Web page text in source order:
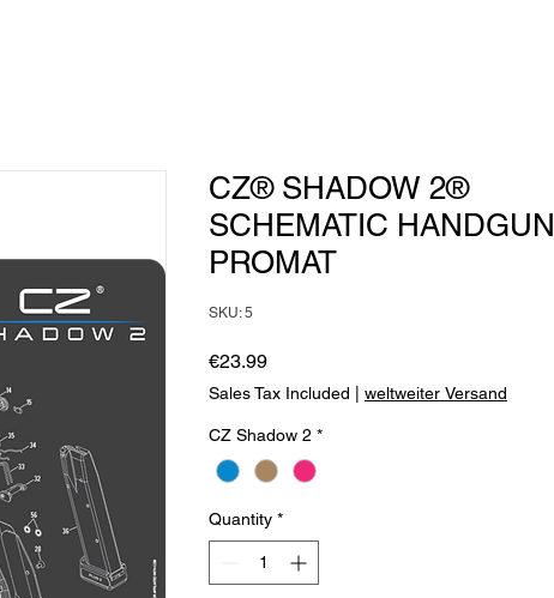
CZ® SHADOW 2®
SCHEMATIC HANDGUN
PROMAT
SKU: 5
€23.99Price
Sales Tax Included weltweiter Versand
CZ Shadow 2 *
Quantity *